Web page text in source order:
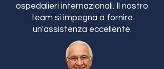
ospedalieri internazionali. Il nostro
team si impegna a fornire
un'assistenza eccellente.